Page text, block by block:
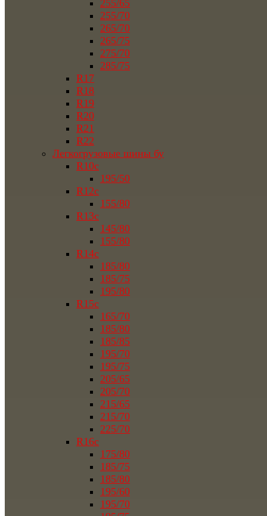
255/65
255/70
265/70
265/75
275/70
285/75
R17
R18
R19
R20
R21
R22
Легкогрузовые шины бу
R10c
195/50
R12c
155/80
R13c
145/80
155/80
R14c
185/80
185/75
195/80
R15c
165/70
185/80
185/85
195/70
195/75
205/65
205/70
215/65
215/70
225/70
R16c
175/80
185/75
185/80
195/60
195/70